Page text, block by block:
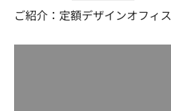
ご紹介：定額デザインオフィス